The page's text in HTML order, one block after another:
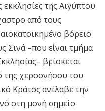
εκκλησίες της Αιγύπτου
από τους
βόρειο
Σινά –που είναι τμήμα
βρίσκεται
της χερσονήσου του
Κράτος ανέλαβε την
στη μονή σημείο